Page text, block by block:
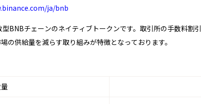
ja/bnb
BNBチェーンのネイティブトークンです。取引所の手数料割
の供給量を減らす取り組みが特徴となっております。